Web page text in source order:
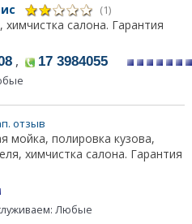
(1)
салона. Гарантия
,
17 3984055
отзыв
мойка, полировка кузова,
химчистка салона. Гарантия
Любые